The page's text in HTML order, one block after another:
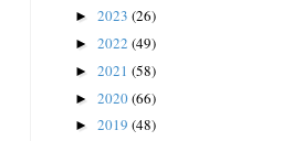
► 2023 (26)
► 2022 (49)
► 2021 (58)
► 2020(66)
► 2019 (48)